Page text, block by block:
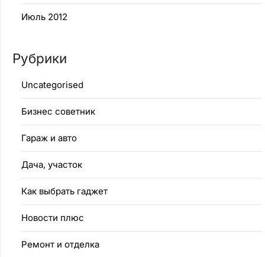
Июль 2012
Рубрики
Uncategorised
Бизнес советник
Гараж и авто
Дача, участок
Как выбрать гаджет
Новости плюс
Ремонт и отделка